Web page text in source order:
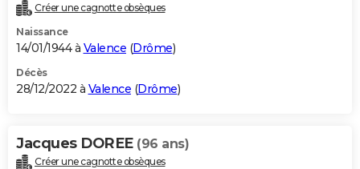
Créer une cagnotte obsèques
Naissance
14/01/1944 à Valence (Drôme)
Décès
28/12/2022 à Valence (Drôme)
Jacques DOREE (96 ans)
Créer une cagnotte obsèques